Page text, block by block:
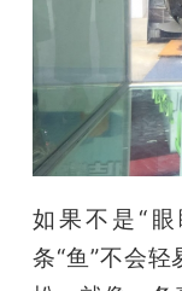
如果不是“
条“鱼”不会